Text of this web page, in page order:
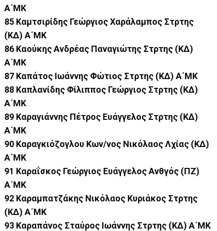
Α΄ΜΚ
85 Καμτσιρίδης Γεώργιος Χαράλαμπος Στρτης
(ΚΔ) Α΄ΜΚ
86 Καούκης Ανδρέας Παναγιώτης Στρτης (ΚΔ)
Α΄ΜΚ
87 Καπάτος Ιωάννης Φώτιος Στρτης (ΚΔ) Α΄ΜΚ
88 Καπλανίδης Φίλιππος Γεώργιος Στρτης (ΚΔ)
Α΄ΜΚ
89 Καραγιάννης Πέτρος Ευάγγελος Στρτης (ΚΔ)
Α΄ΜΚ
90 Καραγκιόζογλου Κων/νος Νικόλαος Λχίας (ΚΔ)
Α΄ΜΚ
91 Καραΐσκος Γεώργιος Ευάγγελος Ανθγός (ΠΖ)
Α΄ΜΚ
92 Καραμπατζάκης Νικόλαος Κυριάκος Στρτης
(ΚΔ) Α΄ΜΚ
93 Καραπάνος Σταύρος Ιωάννης Στρτης (ΚΔ) Α΄ΜΚ